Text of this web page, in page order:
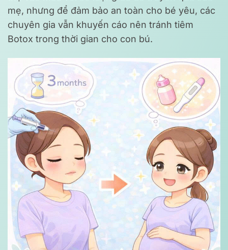
mẹ, nhưng để đảm bảo an toàn cho bé yêu, các
chuyên gia vẫn khuyến cáo nên tránh tiêm
Botox trong thời gian cho con bú.